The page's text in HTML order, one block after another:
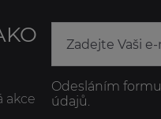
akce
Odesláním
údajů.